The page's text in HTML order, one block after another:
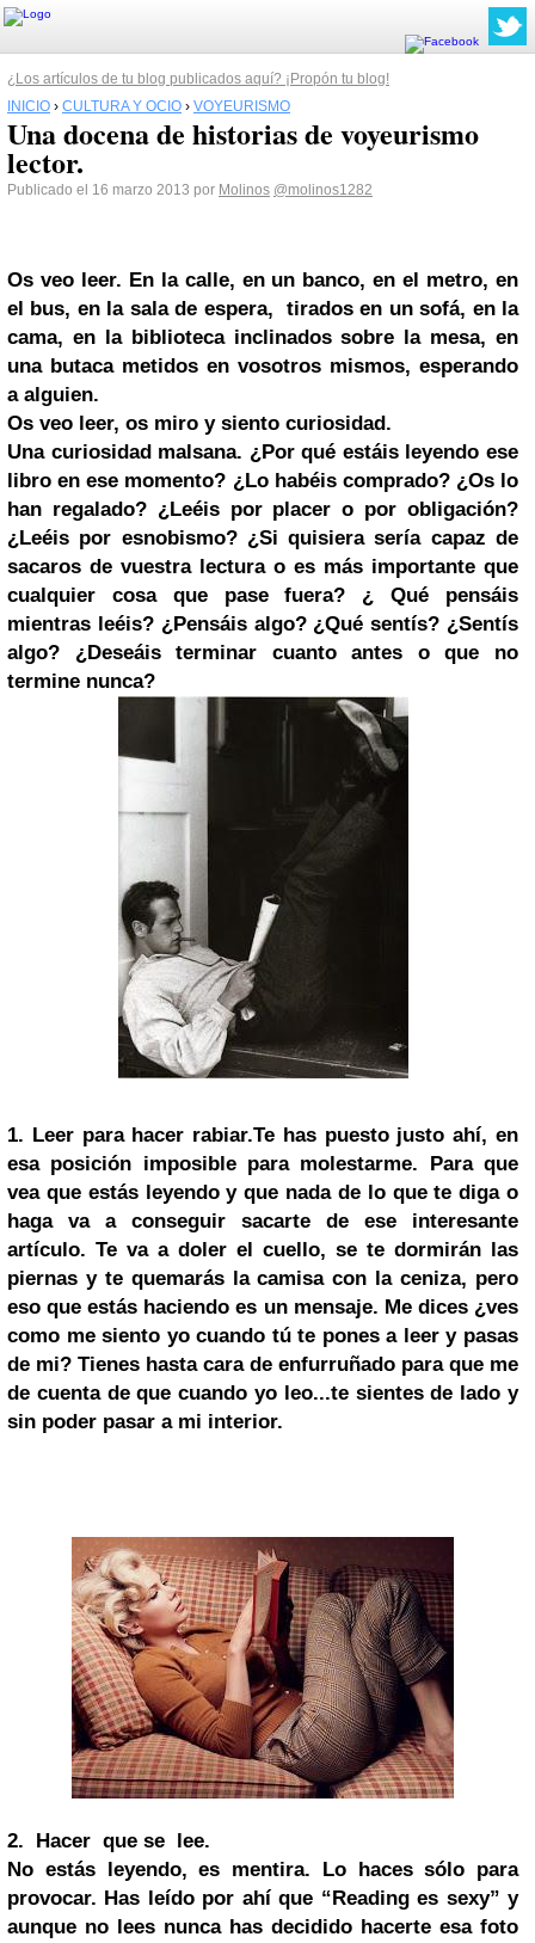
¿Los artículos de tu blog publicados aquí? ¡Propón tu blog!
INICIO › CULTURA Y OCIO › VOYEURISMO
Una docena de historias de voyeurismo
lector.
Publicado el 16 marzo 2013 por Molinos @molinos1282
Os veo leer. En la calle, en un banco, en el metro, en
el bus, en la sala de espera, tirados en un sofá, en la
cama, en la biblioteca inclinados sobre la mesa, en
una butaca metidos en vosotros mismos, esperando
a alguien.
Os veo leer, os miro y siento curiosidad.
Una curiosidad malsana. ¿Por qué estáis leyendo ese
libro en ese momento? ¿Lo habéis comprado? ¿Os lo
han regalado? ¿Leéis por placer o por obligación?
¿Leéis por esnobismo? ¿Si quisiera sería capaz de
sacaros de vuestra lectura o es más importante que
cualquier cosa que pase fuera? ¿ Qué pensáis
mientras leéis? ¿Pensáis algo? ¿Qué sentís? ¿Sentís
algo? ¿Deseáis terminar cuanto antes o que no
termine nunca?
1. Leer para hacer rabiar.Te has puesto justo ahí, en
esa posición imposible para molestarme. Para que
vea que estás leyendo y que nada de lo que te diga o
haga va a conseguir sacarte de ese interesante
artículo. Te va a doler el cuello, se te dormirán las
piernas y te quemarás la camisa con la ceniza, pero
eso que estás haciendo es un mensaje. Me dices ¿ves
como me siento yo cuando tú te pones a leer y pasas
de mi? Tienes hasta cara de enfurruñado para que me
de cuenta de que cuando yo leo...te sientes de lado y
sin poder pasar a mi interior.
2. Hacer que se lee.
No estás leyendo, es mentira. Lo haces sólo para
provocar. Has leído por ahí que “Reading es sexy” y
aunque no lees nunca has decidido hacerte esa foto